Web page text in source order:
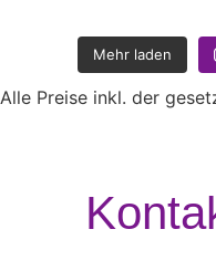
Mehr laden
Alle Preise inkl. der